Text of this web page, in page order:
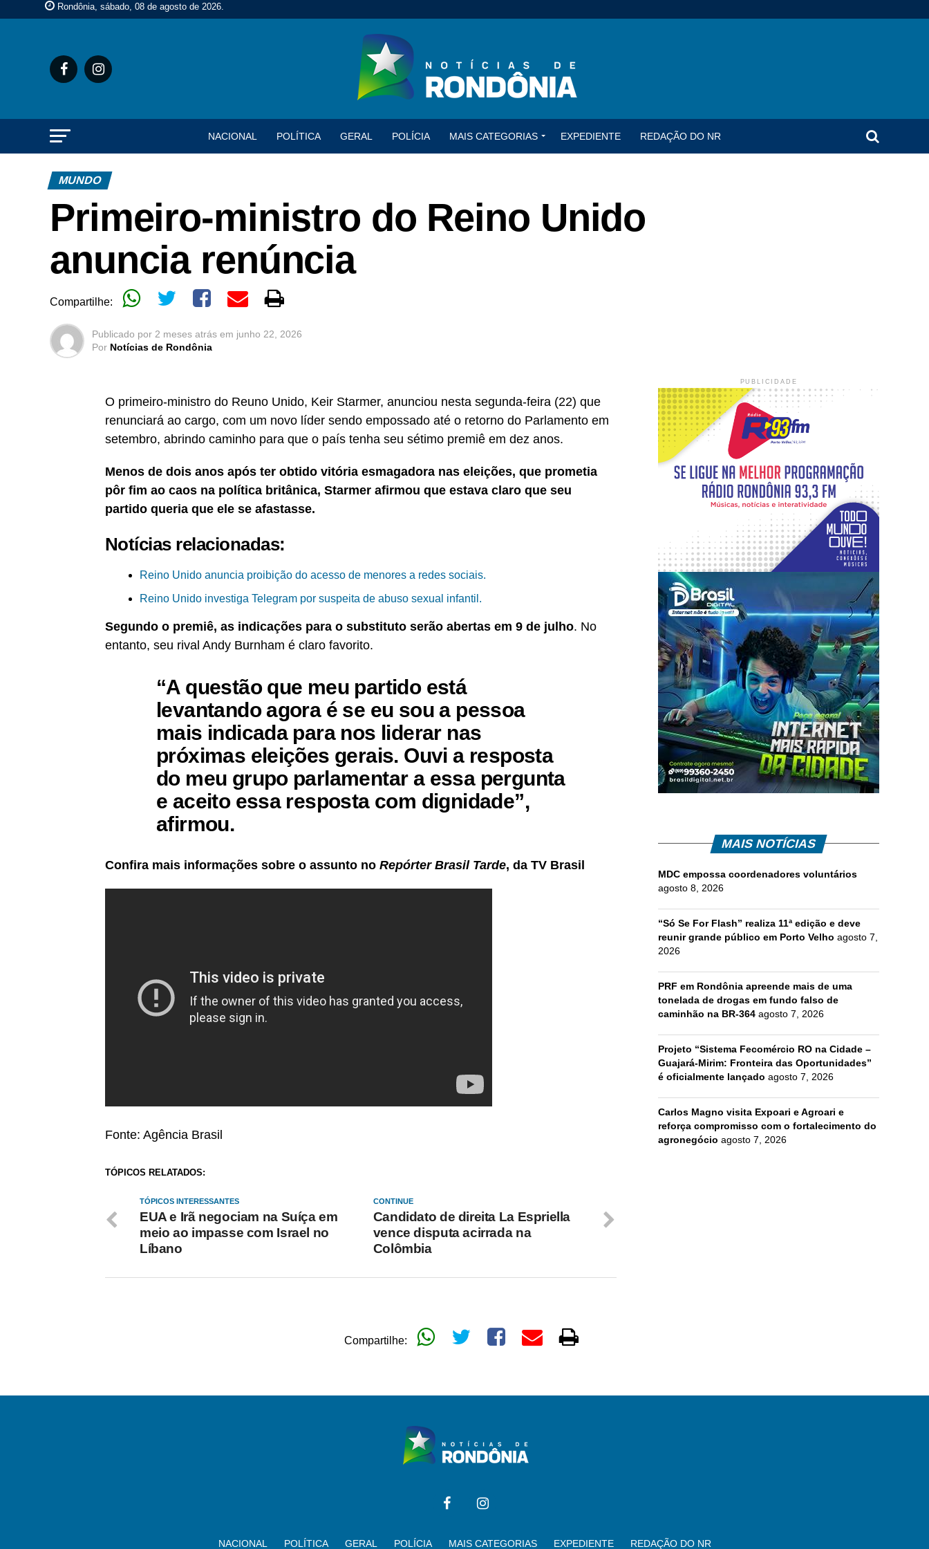
Rondônia, sábado, 08 de agosto de 2026.
NACIONAL POLÍTICA GERAL POLÍCIA MAIS CATEGORIAS EXPEDIENTE REDAÇÃO DO NR
MUNDO
Primeiro-ministro do Reino Unido
anuncia renúncia
Compartilhe:
Publicado por 2 meses atrás em junho 22, 2026
Por Notícias de Rondônia
O primeiro-ministro do Reuno Unido, Keir Starmer, anunciou nesta segunda-feira (22) que
renunciará ao cargo, com um novo líder sendo empossado até o retorno do Parlamento em
setembro, abrindo caminho para que o país tenha seu sétimo premiê em dez anos.
Menos de dois anos após ter obtido vitória esmagadora nas eleições, que prometia
pôr fim ao caos na política britânica, Starmer afirmou que estava claro que seu
partido queria que ele se afastasse.
Notícias relacionadas:
Reino Unido anuncia proibição do acesso de menores a redes sociais.
Reino Unido investiga Telegram por suspeita de abuso sexual infantil.
Segundo o premiê, as indicações para o substituto serão abertas em 9 de julho. No
entanto, seu rival Andy Burnham é claro favorito.
“A questão que meu partido está
levantando agora é se eu sou a pessoa
mais indicada para nos liderar nas
próximas eleições gerais. Ouvi a resposta
do meu grupo parlamentar a essa pergunta
e aceito essa resposta com dignidade”,
afirmou.
Confira mais informações sobre o assunto no Repórter Brasil Tarde, da TV Brasil
Fonte: Agência Brasil
TÓPICOS RELATADOS:
CONTINUE
Candidato de direita La Espriella
vence disputa acirrada na
Colômbia
TÓPICOS INTERESSANTES
EUA e Irã negociam na Suíça em
meio ao impasse com Israel no
Líbano
PUBLICIDADE
MAIS NOTÍCIAS
MDC empossa coordenadores voluntários
agosto 8, 2026
“Só Se For Flash” realiza 11ª edição e deve
reunir grande público em Porto Velho agosto 7,
2026
PRF em Rondônia apreende mais de uma
tonelada de drogas em fundo falso de
caminhão na BR-364 agosto 7, 2026
Projeto “Sistema Fecomércio RO na Cidade –
Guajará-Mirim: Fronteira das Oportunidades”
é oficialmente lançado agosto 7, 2026
Carlos Magno visita Expoari e Agroari e
reforça compromisso com o fortalecimento do
agronegócio agosto 7, 2026
Compartilhe:
NACIONAL POLÍTICA GERAL POLÍCIA MAIS CATEGORIAS EXPEDIENTE REDAÇÃO DO NR